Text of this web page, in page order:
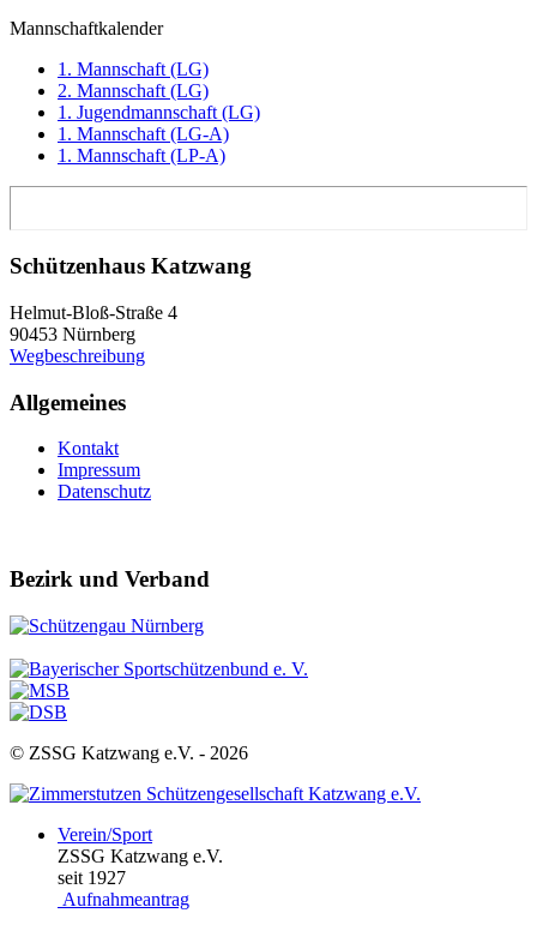
Mannschaftkalender
1. Mannschaft (LG)
2. Mannschaft (LG)
1. Jugendmannschaft (LG)
1. Mannschaft (LG-A)
1. Mannschaft (LP-A)
Schützenhaus Katzwang
Helmut-Bloß-Straße 4
90453 Nürnberg
Wegbeschreibung
Allgemeines
Kontakt
Impressum
Datenschutz
Bezirk und Verband
© ZSSG Katzwang e.V. - 2026
Verein/Sport
ZSSG Katzwang e.V.
seit 1927
Aufnahmeantrag